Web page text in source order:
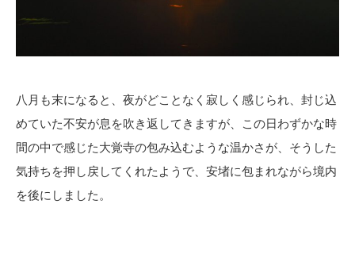
八月も末になると、夜がどことなく寂しく感じられ、封じ込
めていた不安が息を吹き返してきますが、この日わずかな時
間の中で感じた大覚寺の包み込むような温かさが、そうした
気持ちを押し戻してくれたようで、安堵に包まれながら境内
を後にしました。